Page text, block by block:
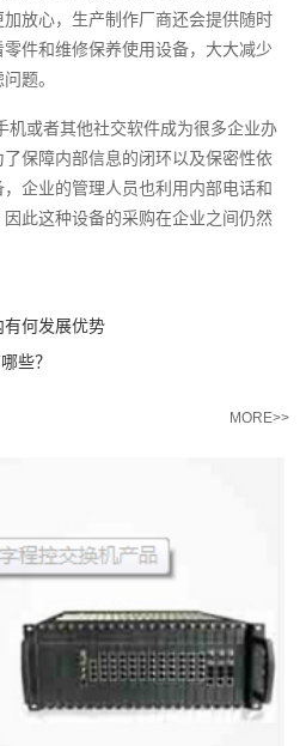
放心，生产制作厂商还会提供随时
件和维修保养使用设备，大大减少
题。
机或者其他社交软件成为很多企业办
保障内部信息的闭环以及保密性依
企业的管理人员也利用内部电话和
此这种设备的采购在企业之间仍然
有何发展优势
些？
MORE>>